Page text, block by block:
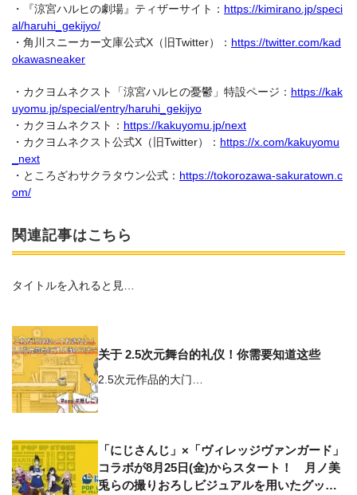
・『涼宮ハルヒの劇場』ティザーサイト： https://kimirano.jp/speci
al/haruhi_gekijyo/
・角川スニーカー文庫公式X（旧Twitter）： https://twitter.com/kad
okawasneaker
・カクヨムネクスト「涼宮ハルヒの憂鬱」特設ページ： https://kak
uyomu.jp/special/entry/haruhi_gekijyo
・カクヨムネクスト： https://kakuyomu.jp/next
・カクヨムネクスト公式X（旧Twitter）： https://x.com/kakuyomu
_next
・ところざわサクラタウン公式： https://tokorozawa-sakuratown.c
om/
関連記事はこちら
タイトルを入れると見…
关于 2.5次元舞台的礼仪！你需要知道这些
2.5次元作品的大门…
「にじさんじ」×「ヴィレッジヴァンガード」
コラボが8月25日(金)からスタート！ 月ノ美
兎らの撮りおろしビジュアルを用いたグッズ